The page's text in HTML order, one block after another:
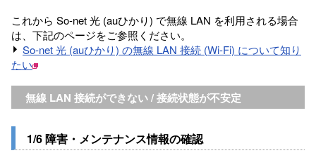
これから So-net 光 (auひかり) で無線 LAN を利用される場合
は、下記のページをご参照ください。
So-net 光 (auひかり) の無線 LAN 接続 (Wi-Fi) について知り
たい
無線 LAN 接続ができない / 接続状態が不安定
1/6 障害・メンテナンス情報の確認